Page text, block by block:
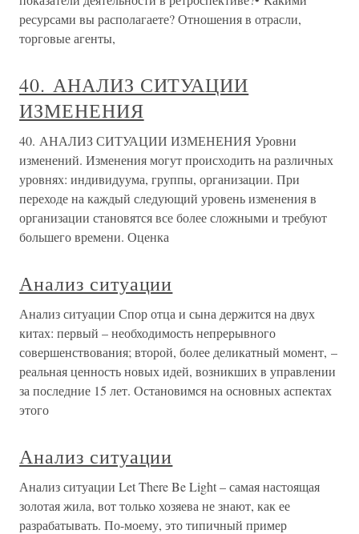
ресурсами вы располагаете? Отношения в отрасли,
торговые агенты,
40. АНАЛИЗ СИТУАЦИИ
ИЗМЕНЕНИЯ
40. АНАЛИЗ СИТУАЦИИ ИЗМЕНЕНИЯ Уровни
изменений. Изменения могут происходить на различных
уровнях: индивидуума, группы, организации. При
переходе на каждый следующий уровень изменения в
организации становятся все более сложными и требуют
большего времени. Оценка
Анализ ситуации
Анализ ситуации Спор отца и сына держится на двух
китах: первый – необходимость непрерывного
совершенствования; второй, более деликатный момент, –
реальная ценность новых идей, возникших в управлении
за последние 15 лет. Остановимся на основных аспектах
этого
Анализ ситуации
Анализ ситуации Let There Be Light – самая настоящая
золотая жила, вот только хозяева не знают, как ее
разрабатывать. По-моему, это типичный пример